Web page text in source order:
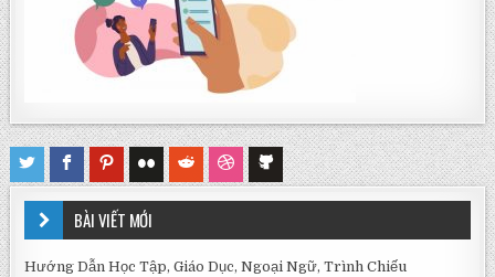
BÀI VIẾT MỚI
Hướng Dẫn Học Tập, Giáo Dục, Ngoại Ngữ, Trình Chiếu